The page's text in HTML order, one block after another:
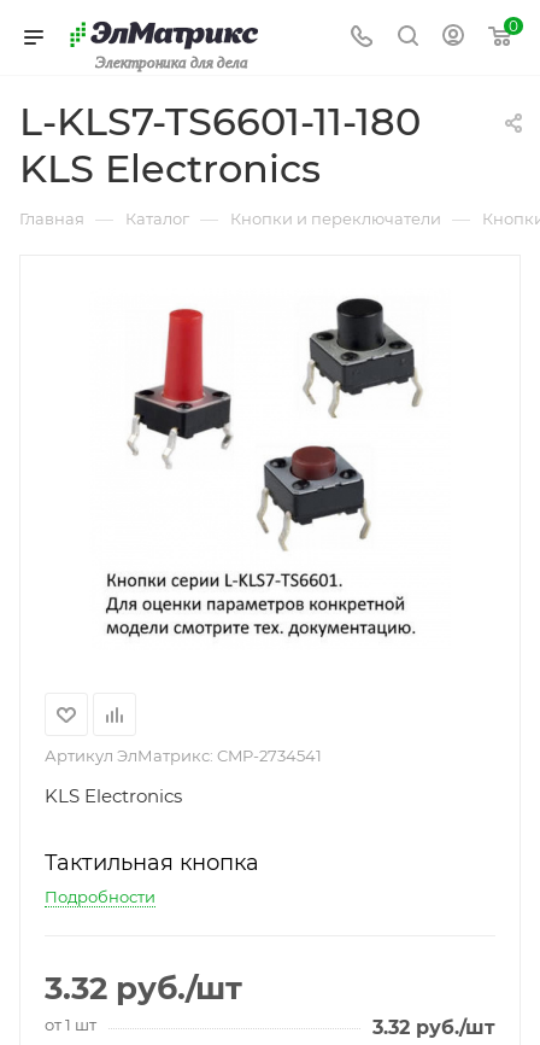
Электроника для дела
0
L-KLS7-TS6601-11-180
KLS Electronics
Главная — Каталог — Кнопки и переключатели —
Артикул ЭлМатрикс: CMP-2734541
KLS Electronics
Тактильная кнопка
Подробности
3.32 руб./шт
от 1 шт 3.32 руб./шт